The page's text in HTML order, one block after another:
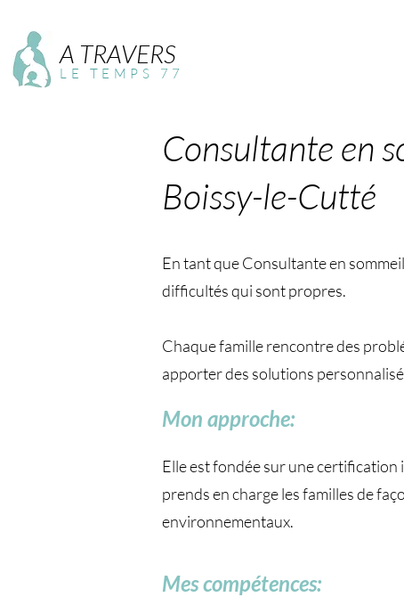
LE TEMPS 77
A TRAVERS
Consultante en
Boissy-le-Cutté
En tant que Consultante en
difficultés qui sont propres.
Chaque famille rencontre des
apporter des solutions
Mon approche:
Elle est fondée sur une
prends en charge les familles de
environnementaux.
Mes compétences: